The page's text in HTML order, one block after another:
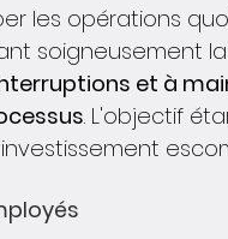
les opérations
soigneusement
et à
. L'objectif